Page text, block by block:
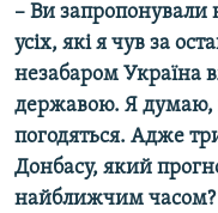
– Ви запропонували
усіх, які я чув за
незабаром Україна
державою. Я думаю,
погодяться. Адже
Донбасу, який
найближчим